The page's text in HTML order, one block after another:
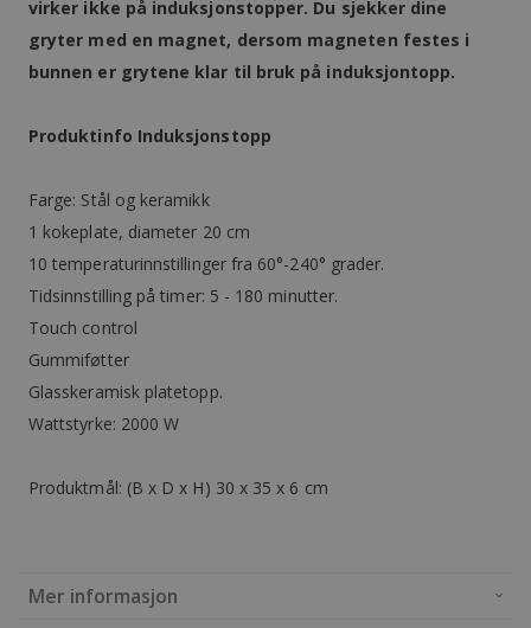
virker ikke på induksjonstopper. Du sjekker dine
gryter med en magnet, dersom magneten festes i
bunnen er grytene klar til bruk på induksjontopp.
Produktinfo Induksjonstopp
Farge: Stål og keramikk
1 kokeplate, diameter 20 cm
10 temperaturinnstillinger fra 60°-240° grader.
Tidsinnstilling på timer: 5 - 180 minutter.
Touch control
Gummiføtter
Glasskeramisk platetopp.
Wattstyrke: 2000 W
Produktmål: (B x D x H) 30 x 35 x 6 cm
Mer informasjon